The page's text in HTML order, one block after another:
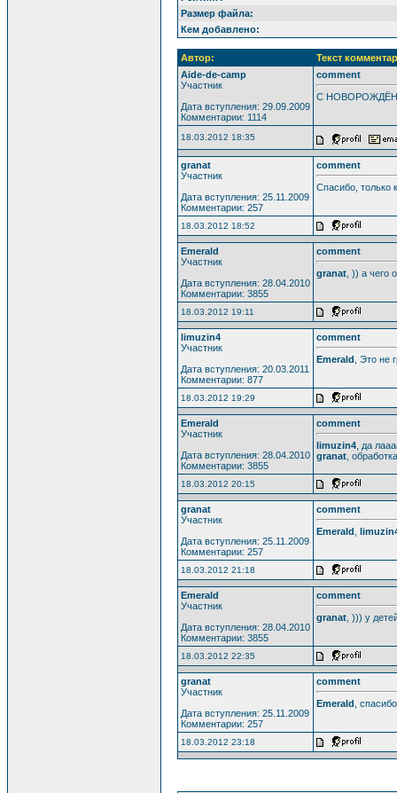
Размер файла:
Кем добавлено:
Автор:
Текст
Aide-de-camp
Участник
Дата вступления: 29.09.2009
Комментарии: 1114
comment
С
18.03.2012 18:35
granat
Участник
Дата вступления: 25.11.2009
Комментарии: 257
comment
Спасибо, только
18.03.2012 18:52
Emerald
Участник
Дата вступления: 28.04.2010
Комментарии: 3855
comment
granat , )) а чего
18.03.2012 19:11
limuzin4
Участник
Дата вступления: 20.03.2011
Комментарии: 877
comment
Emerald , Это не
18.03.2012 19:29
Emerald
Участник
Дата вступления: 28.04.2010
Комментарии: 3855
comment
limuzin4 , да
granat ,
18.03.2012 20:15
granat
Участник
Дата вступления: 25.11.2009
Комментарии: 257
comment
Emerald
18.03.2012 21:18
Emerald
Участник
Дата вступления: 28.04.2010
Комментарии: 3855
comment
granat , ))) у
18.03.2012 22:35
granat
Участник
Дата вступления: 25.11.2009
Комментарии: 257
comment
Emerald ,
18.03.2012 23:18